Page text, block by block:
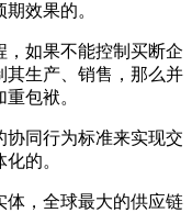
效果的。
如果不能控制买断企
其生产、销售，那么并
包袱。
同行为标准来实现交
的。
体，全球最大的供应链